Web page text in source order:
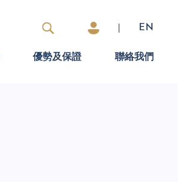
EN
優勢及保證 聯絡我們